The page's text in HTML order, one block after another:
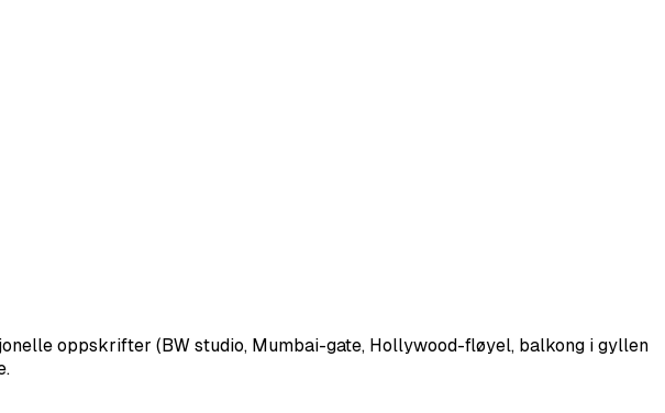
oppskrifter (BW studio, Mumbai-gate, Hollywood-fløyel, balkong i gyllen